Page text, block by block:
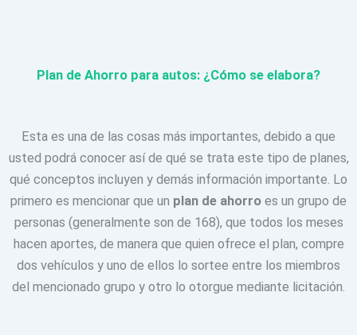
Plan de Ahorro para autos: ¿Cómo se elabora?
Esta es una de las cosas más importantes, debido a que
usted podrá conocer así de qué se trata este tipo de planes,
qué conceptos incluyen y demás información importante. Lo
primero es mencionar que un plan de ahorro es un grupo de
personas (generalmente son de 168), que todos los meses
hacen aportes, de manera que quien ofrece el plan, compre
dos vehículos y uno de ellos lo sortee entre los miembros
del mencionado grupo y otro lo otorgue mediante licitación.